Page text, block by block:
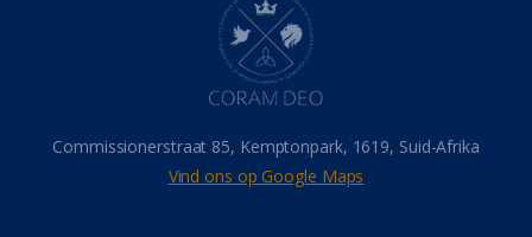
Hemel (31)
Israel (14)
Millennium(1)
Oordeelsdag(19)
Verheerlikte liggaam
Wederkoms
(27)
Gebed(87)
Commissionerstraat 85, Kemptonpark, 1619, Suid-Afrika
Vind ons op Google Maps